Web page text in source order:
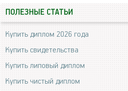
ПОЛЕЗНЫЕ СТАТЬИ
Купить диплом 2026 года
Купить свидетельства
Купить липовый диплом
Купить чистый диплом